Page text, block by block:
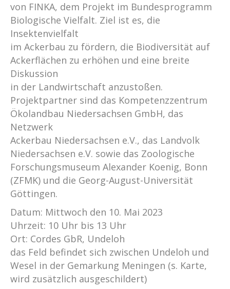
von FINKA, dem Projekt im Bundesprogramm
Biologische Vielfalt. Ziel ist es, die
Insektenvielfalt
im Ackerbau zu fördern, die Biodiversität auf
Ackerflächen zu erhöhen und eine breite
Diskussion
in der Landwirtschaft anzustoßen.
Projektpartner sind das Kompetenzzentrum
Ökolandbau Niedersachsen GmbH, das
Netzwerk
Ackerbau Niedersachsen e.V., das Landvolk
Niedersachsen e.V. sowie das Zoologische
Forschungsmuseum Alexander Koenig, Bonn
(ZFMK) und die Georg-August-Universität
Göttingen.
Datum: Mittwoch den 10. Mai 2023
Uhrzeit: 10 Uhr bis 13 Uhr
Ort: Cordes GbR, Undeloh
das Feld befindet sich zwischen Undeloh und
Wesel in der Gemarkung Meningen (s. Karte,
wird zusätzlich ausgeschildert)